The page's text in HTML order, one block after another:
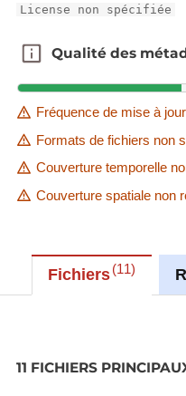
License non spécifiée
Qualité des
Qualité des
Fréquence de mise à
Formats de fichiers non
Couverture temporelle
Couverture spatiale non
Fichiers 11
11 FICHIERS